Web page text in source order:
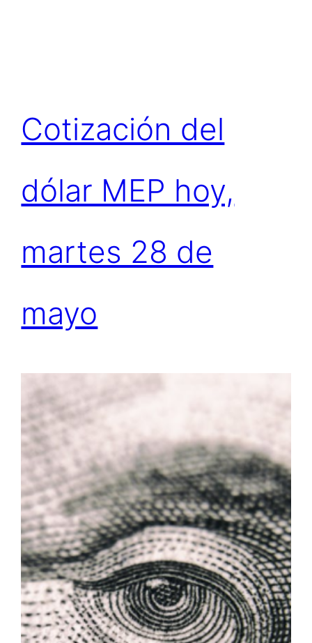
Cotización del
dólar MEP hoy,
martes 28 de
mayo